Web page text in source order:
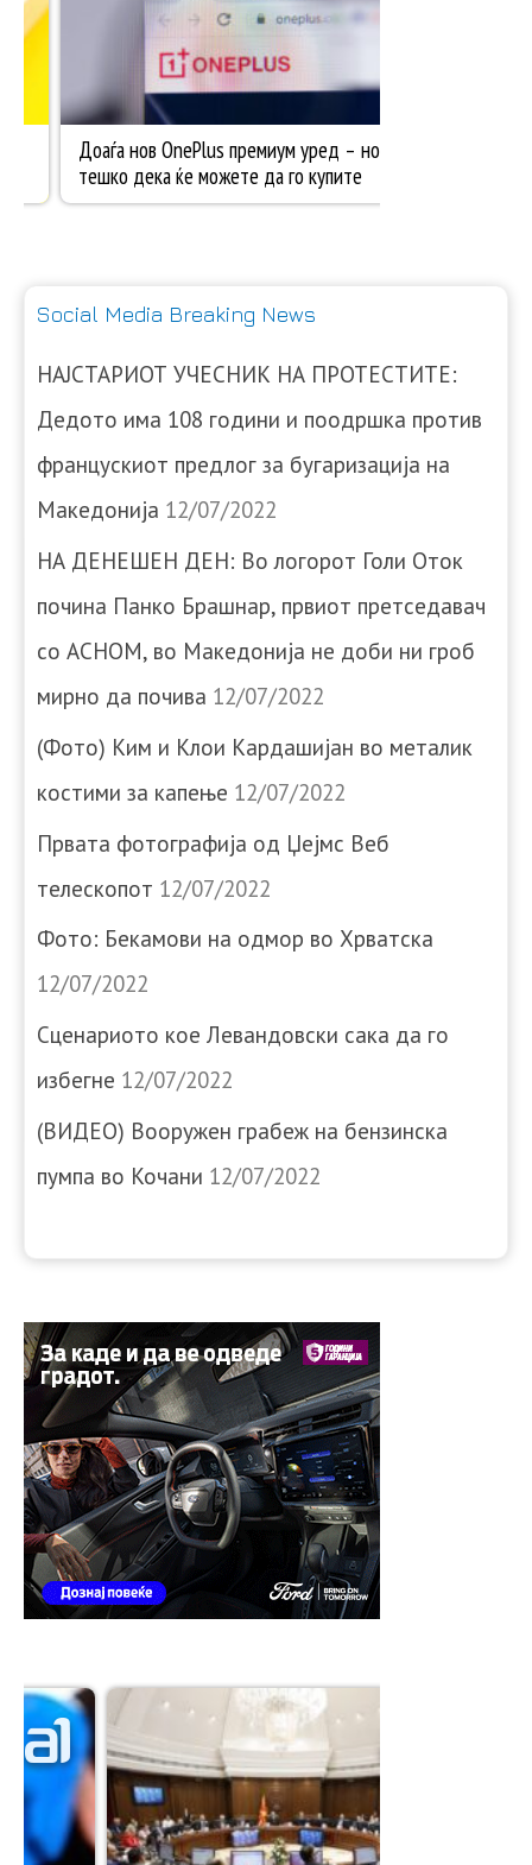
Social Media Breaking News
НАЈСТАРИОТ УЧЕСНИК НА ПРОТЕСТИТЕ:
Дедото има 108 години и поодршка против
францускиот предлог за бугаризација на
Македонија 12/07/2022
НА ДЕНЕШЕН ДЕН: Во логорот Голи Оток
почина Панко Брашнар, првиот претседавач
со АСНОМ, во Македонија не доби ни гроб
мирно да почива 12/07/2022
(Фото) Ким и Клои Кардашијан во металик
костими за капење 12/07/2022
Првата фотографија од Џејмс Веб
телескопот 12/07/2022
Фото: Бекамови на одмор во Хрватска
12/07/2022
Сценариото кое Левандовски сака да го
избегне 12/07/2022
(ВИДЕО) Вооружен грабеж на бензинска
пумпа во Кочани 12/07/2022